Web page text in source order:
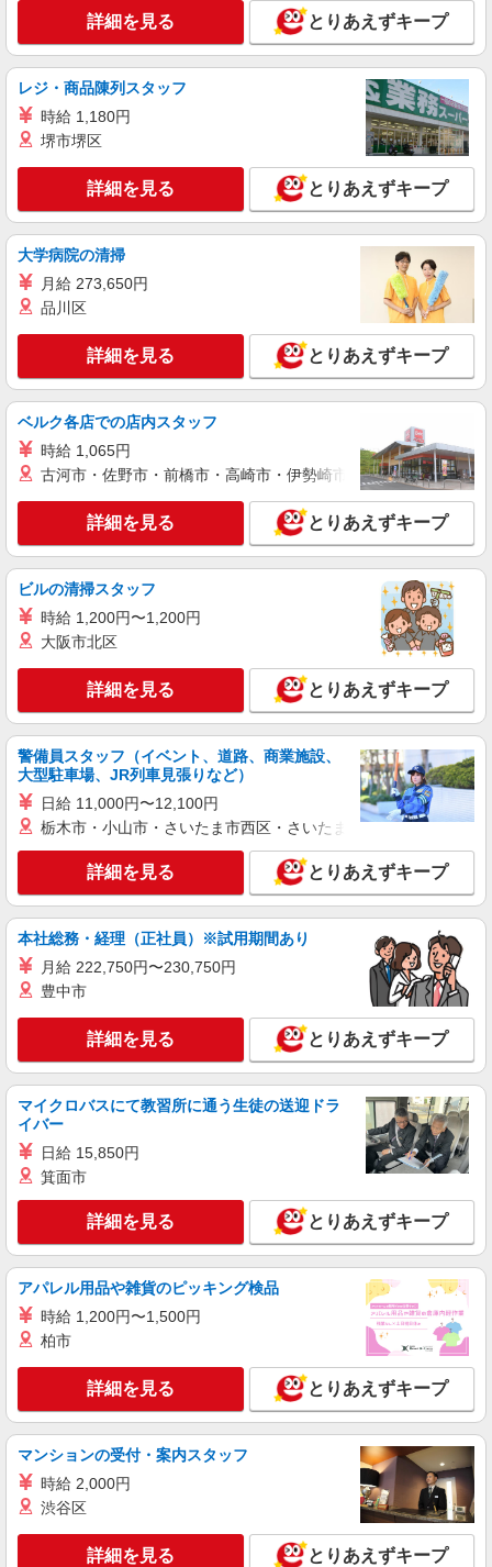
詳細を見る とりあえずキープ
レジ・商品陳列スタッフ
時給 1,180円
堺市堺区
詳細を見る とりあえずキープ
大学病院の清掃
月給 273,650円
品川区
詳細を見る とりあえずキープ
ベルク各店での店内スタッフ
時給 1,065円
古河市・佐野市・前橋市・高崎市・伊勢崎市・太田市・館林市
詳細を見る とりあえずキープ
ビルの清掃スタッフ
時給 1,200円〜1,200円
大阪市北区
詳細を見る とりあえずキープ
警備員スタッフ（イベント、道路、商業施設、
大型駐車場、JR列車見張りなど）
日給 11,000円〜12,100円
栃木市・小山市・さいたま市西区・さいたま市岩槻区・久喜市・
詳細を見る とりあえずキープ
本社総務・経理（正社員）※試用期間あり
月給 222,750円〜230,750円
豊中市
詳細を見る とりあえずキープ
マイクロバスにて教習所に通う生徒の送迎ドラ
イバー
日給 15,850円
箕面市
詳細を見る とりあえずキープ
アパレル用品や雑貨のピッキング検品
時給 1,200円〜1,500円
柏市
詳細を見る とりあえずキープ
マンションの受付・案内スタッフ
時給 2,000円
渋谷区
詳細を見る とりあえずキープ